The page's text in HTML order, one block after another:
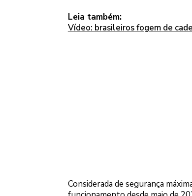
Leia também:
Vídeo: brasileiros fogem de
Considerada de segurança